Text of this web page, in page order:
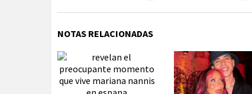
NOTAS RELACIONADAS